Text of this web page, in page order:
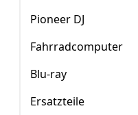
Pioneer DJ
Fahrradcomputer
Blu-ray
Ersatzteile